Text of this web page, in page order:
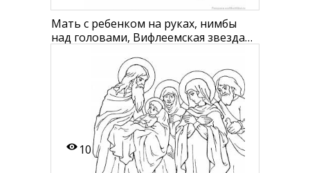
Мать с ребенком на руках, нимбы
над головами, Вифлеемская звезда
10